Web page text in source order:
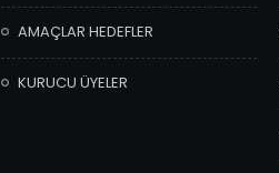
AMAÇLAR HEDEFLER
KURUCU ÜYELER